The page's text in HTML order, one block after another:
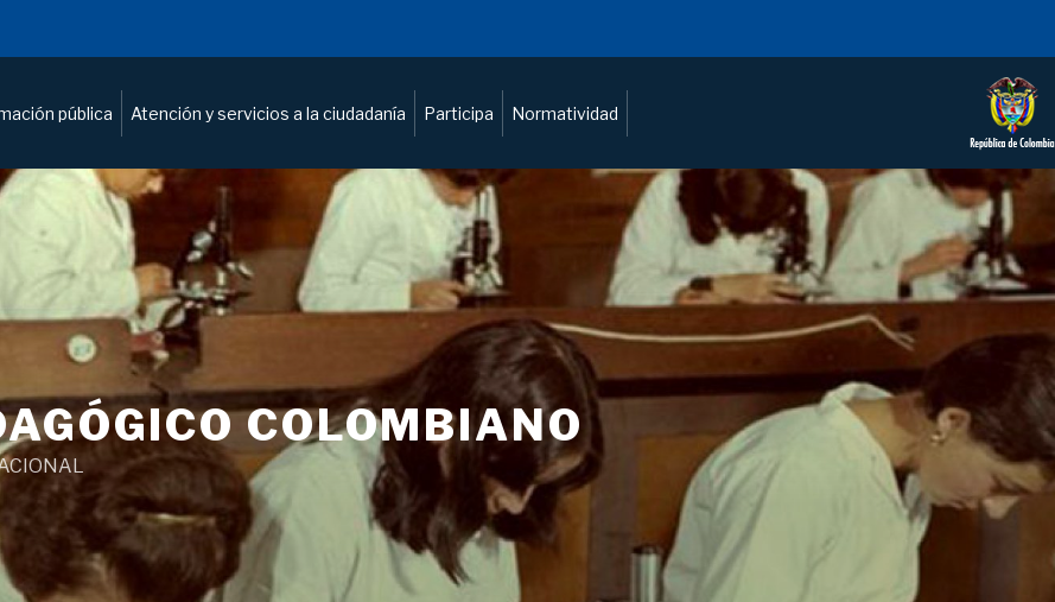
pública Atención y servicios a la ciudadanía Participa Normatividad
COLOMBIANO